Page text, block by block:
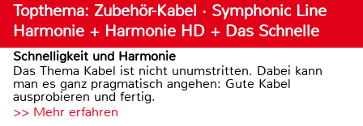
Topthema: Zubehör-Kabel · Symphonic Line
Harmonie + Harmonie HD + Das Schnelle
Schnelligkeit und Harmonie
Das Thema Kabel ist nicht unumstritten. Dabei kann
man es ganz pragmatisch angehen: Gute Kabel
ausprobieren und fertig.
>> Mehr erfahren